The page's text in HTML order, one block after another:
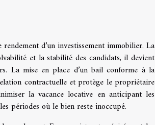
d’un investissement immobilier. La
et la stabilité des candidats, il devient
La mise en place d’un bail conforme à la
contractuelle et protège le propriétaire
la vacance locative en anticipant les
périodes où le bien reste inoccupé.